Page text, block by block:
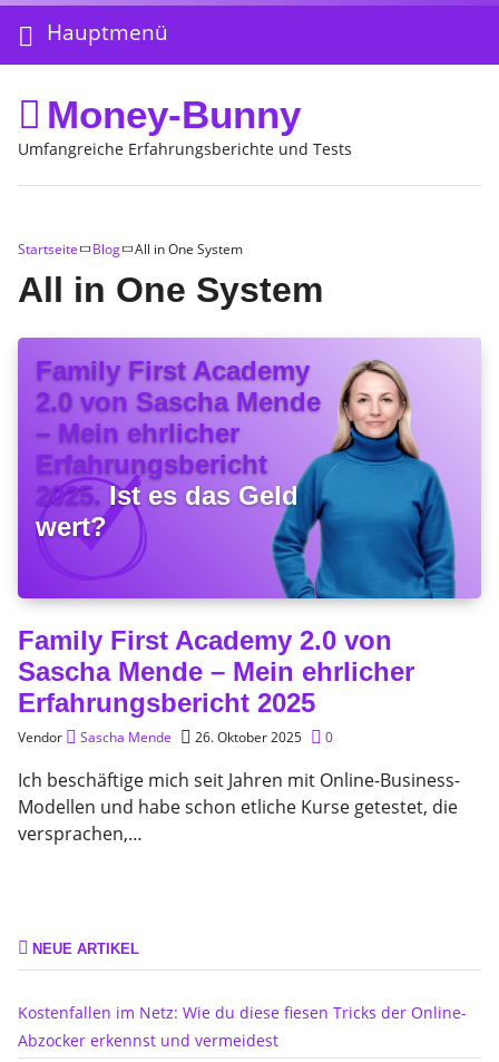
Hauptmenü
Money-Bunny
Umfangreiche Erfahrungsberichte und Tests
Startseite Blog All in One System
All in One System
Family First Academy
2.0 von Sascha Mende
– Mein ehrlicher
Erfahrungsbericht
2025. Ist es das Geld
wert?
Family First Academy 2.0 von
Sascha Mende – Mein ehrlicher
Erfahrungsbericht 2025
Vendor Sascha Mende 26. Oktober 2025 0
Ich beschäftige mich seit Jahren mit Online-Business-
Modellen und habe schon etliche Kurse getestet, die
versprachen,…
NEUE ARTIKEL
Kostenfallen im Netz: Wie du diese fiesen Tricks der Online-
Abzocker erkennst und vermeidest